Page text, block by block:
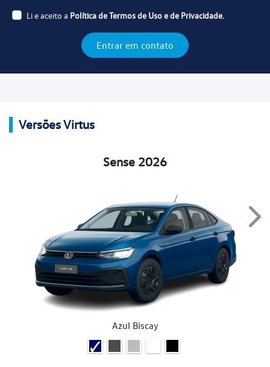
Li e aceito a Política de Termos de Uso e de Privacidade.
Entrar em contato
Versões Virtus
Sense 2026
Azul Biscay